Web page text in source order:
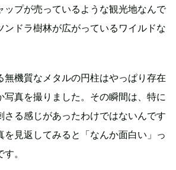
ップが売っているような観光地なんで
ンドラ樹林が広がっているワイルドな
無機質なメタルの円柱はやっぱり存在
写真を撮りました。その瞬間は、特に
さる感じがあったわけではないんです
を見返してみると「なんか面白い」っ
。